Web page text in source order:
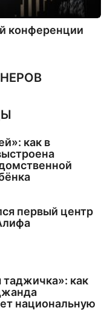
конференции
как в
первый центр
как
национальную